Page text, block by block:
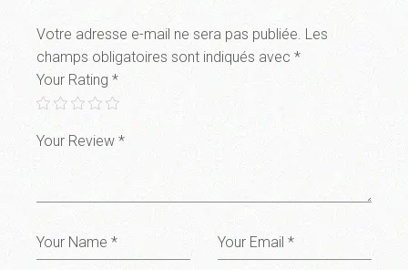
Votre adresse e-mail ne sera pas publiée. Les
champs obligatoires sont indiqués avec*
Your Rating*